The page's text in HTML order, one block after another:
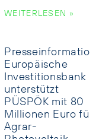
WEITERLESEN »
Presseinformation:
Europäische
Investitionsbank
unterstützt
PÜSPÖK mit 80
Millionen Euro für
Agrar-